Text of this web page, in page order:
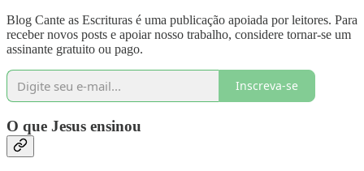
Blog Cante as Escrituras é uma publicação apoiada por leitores. Para
receber novos posts e apoiar nosso trabalho, considere tornar-se um
assinante gratuito ou pago.
Inscreva-se
O que Jesus ensinou